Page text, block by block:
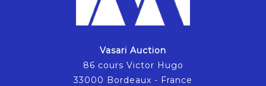
Vasari Auction
86 cours Victor Hugo
33000 Bordeaux - France